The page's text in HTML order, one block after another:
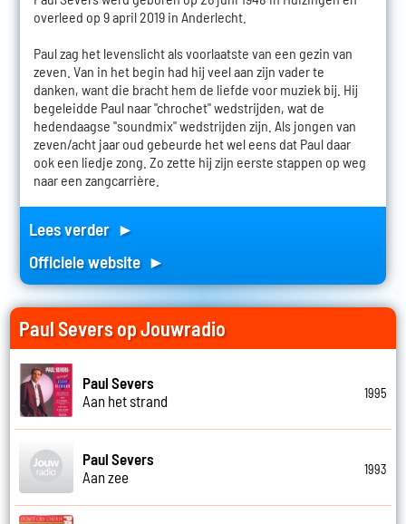
overleed op 9 april 2019 in Anderlecht.
Paul zag het levenslicht als voorlaatste van een gezin van
zeven. Van in het begin had hij veel aan zijn vader te
danken, want die bracht hem de liefde voor muziek bij. Hij
begeleidde Paul naar "chrochet" wedstrijden, wat de
hedendaagse "soundmix" wedstrijden zijn. Als jongen van
zeven/acht jaar oud gebeurde het wel eens dat Paul daar
ook een liedje zong. Zo zette hij zijn eerste stappen op weg
naar een zangcarrière.
Lees verder ►
Officiele website ►
Paul Severs op Jouwradio
Paul Severs
Aan het strand
1995
Paul Severs
Aan zee
1993